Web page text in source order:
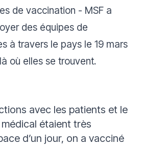
de vaccination - MSF a
des équipes de
à travers le pays le 19 mars
où elles se trouvent.
avec les patients et le
étaient très
d’un jour, on a vacciné